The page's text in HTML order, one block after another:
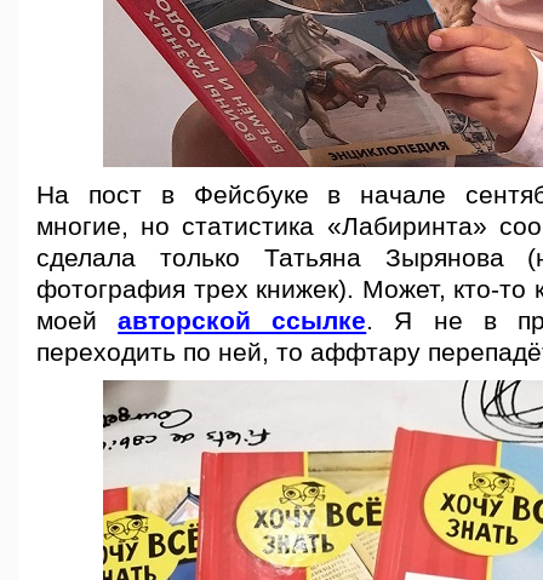
На пост в Фейсбуке в начале
многие, но статистика «Лабиринта»
сделала только Татьяна Зырянова
фотография трех книжек). Может, кто-то
моейавторской ссылке. Я не в
переходить по ней, то аффтару